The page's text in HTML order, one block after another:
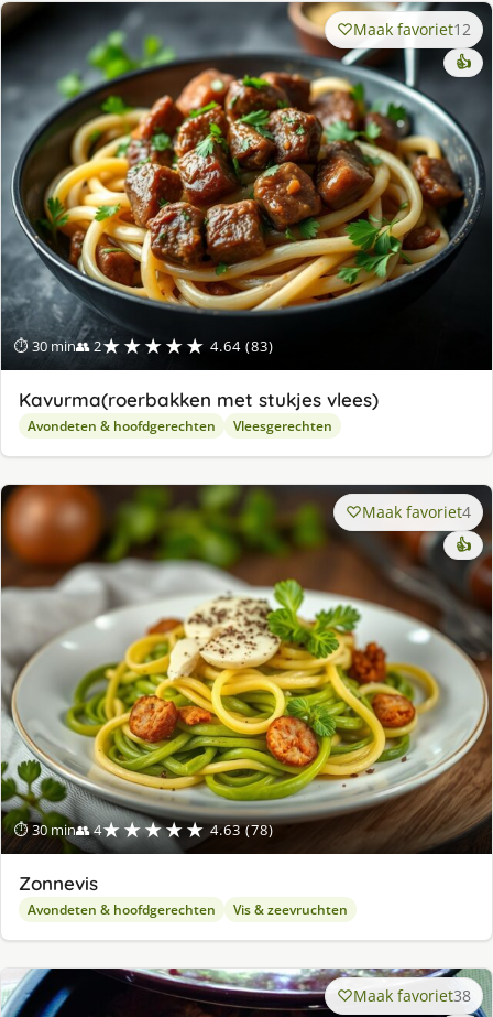
⏱ 30 min👥 2★★★★★ 4.64 (83)
Maak favoriet12
👍
Kavurma(roerbakken met stukjes vlees)
Avondeten & hoofdgerechten Vleesgerechten
⏱ 30 min👥 4★★★★★ 4.63 (78)
Maak favoriet4
👍
Zonnevis
Avondeten & hoofdgerechten Vis & zeevruchten
Maak favoriet38